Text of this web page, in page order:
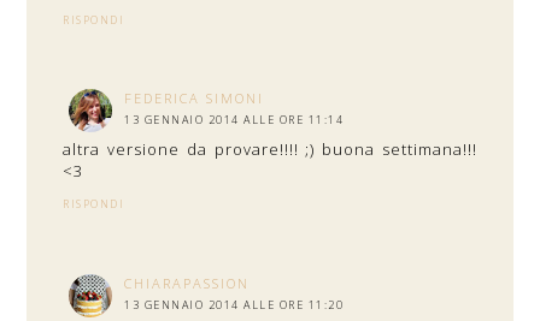
RISPONDI
FEDERICA SIMONI
13 GENNAIO 2014 ALLE ORE 11:14
altra versione da provare!!!! ;) buona settimana!!!
<3
RISPONDI
CHIARAPASSION
13 GENNAIO 2014 ALLE ORE 11:20